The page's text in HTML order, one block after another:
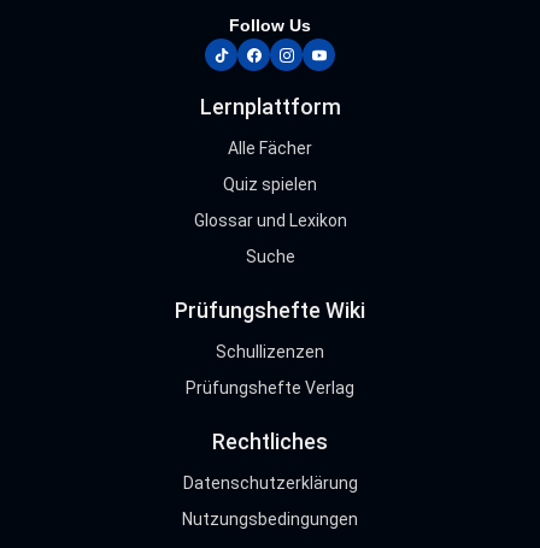
Follow Us
tiktokfacebook
instagram
youtube
Lernplattform
Alle Fächer
Quiz spielen
Glossar und Lexikon
Suche
Prüfungshefte Wiki
Schullizenzen
Prüfungshefte Verlag
Rechtliches
Datenschutzerklärung
Nutzungsbedingungen